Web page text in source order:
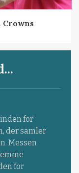
Crowns
for
der samler
Messen
for